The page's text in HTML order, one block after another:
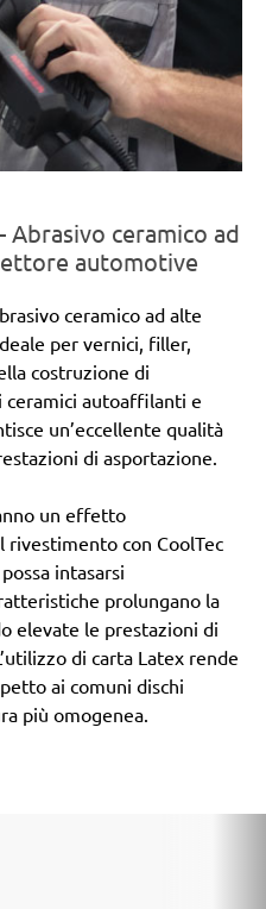
Abrasivo ceramico ad
automotive
ceramico ad alte
per vernici, filler,
costruzione di
ceramici autoaffilanti e
un’eccellente qualità
di asportazione.
un effetto
con CoolTec
intasarsi
prolungano la
elevate le prestazioni di
di carta Latex rende
ai comuni dischi
più omogenea.